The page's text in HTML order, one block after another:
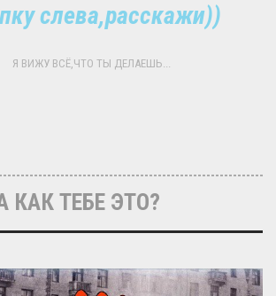
слева,расскажи))
Я ВИЖУ ВСЁ,ЧТО ТЫ ДЕЛАЕШЬ...
КАК ТЕБЕ ЭТО?